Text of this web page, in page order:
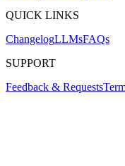
QUICK LINKS
ChangelogLLMsFAQs
SUPPORT
Feedback & Requests